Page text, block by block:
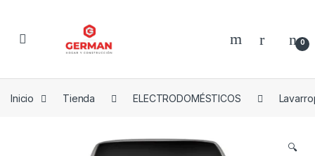
0
Inicio Tienda ELECTRODOMÉSTICOS
🔍